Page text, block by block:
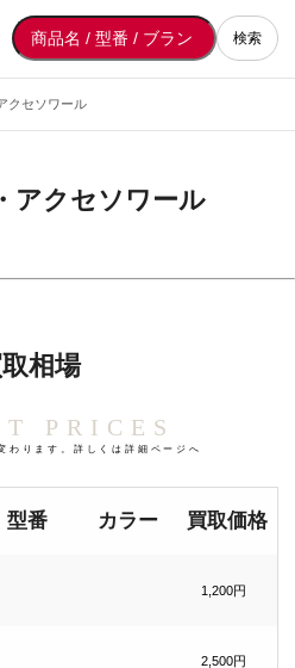
検索
クセソワール
アクセソワール
相場
PRICES
わります。詳しくは詳細ページへ
型番 カラー 買取価格
1,200円
2,500円